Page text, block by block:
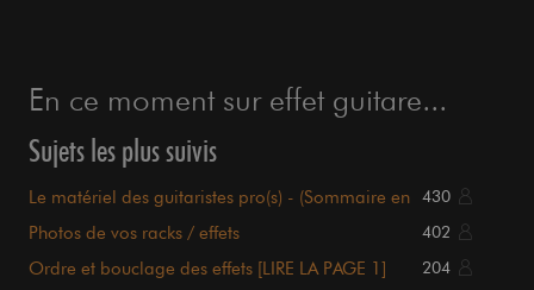
En ce moment sur effet guitare...
Sujets les plus suivis
Le matériel des guitaristes pro(s) - (Sommaire en
430
Photos de vos racks / effets 402
Ordre et bouclage des effets [LIRE LA PAGE 1] 204